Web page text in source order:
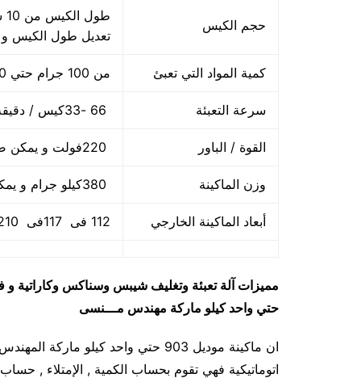
حجم الكيس
تعديل طول الكيس
كمية المواد التي تعبئ من 100 جرام حتي 1000 جرام واحد كيلو
سرعة التعبئة
القوة / الباور
وزن الماكينة
أبعاد الماكينة الخارجي 112 فى 117فى 210سم و يمكن فك الماكينة و تركيبها في اي مكان
مميزات آلة تعبئة وتغليف شيبس وسناكس
حتي واحد كيلو ماركة مهندس مـــنسى
ان ماكينة موديل 903 حتي واحد كيلو
اتوماتيكية فهي تقوم بحساب الكمية , الإمتلاء ,